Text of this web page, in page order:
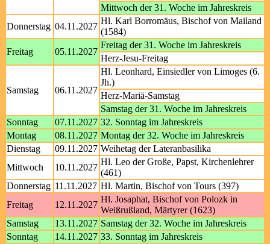
Mittwoch der 31. Woche im Jahreskreis
Donnerstag 04.11.2027
Hl. Karl Borromäus, Bischof von Mailand
(1584)
Freitag
05.11.2027
Freitag der 31. Woche im Jahreskreis
Herz-Jesu-Freitag
Samstag 06.11.2027
Hl. Leonhard, Einsiedler von Limoges (6.
Jh.)
Herz-Mariä-Samstag
Samstag der 31. Woche im Jahreskreis
Sonntag
07.11.2027 32. Sonntag im Jahreskreis
Montag
08.11.2027 Montag der 32. Woche im Jahreskreis
Dienstag
09.11.2027 Weihetag der Lateranbasilika
Mittwoch
10.11.2027
Hl. Leo der Große, Papst, Kirchenlehrer
(461)
Donnerstag 11.11.2027 Hl. Martin, Bischof von Tours (397)
Freitag
12.11.2027
Hl. Josaphat, Bischof von Polozk in
Weißrußland, Märtyrer (1623)
Samstag
13.11.2027 Samstag der 32. Woche im Jahreskreis
Sonntag
14.11.2027 33. Sonntag im Jahreskreis